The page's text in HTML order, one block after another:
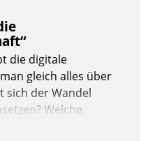
die digitale
gleich alles über
sich der Wandel
Welche